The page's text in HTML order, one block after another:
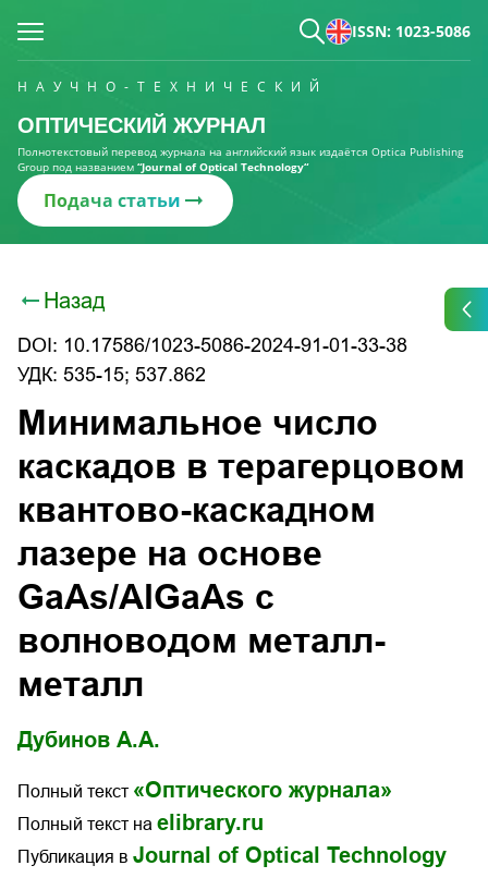
ISSN: 1023-5086
НАУЧНО-ТЕХНИЧЕСКИЙ
ОПТИЧЕСКИЙ ЖУРНАЛ
Полнотекстовый перевод журнала на английский язык издаётся Optica Publishing
Group под названием “Journal of Optical Technology“
Подача статьи
Назад
DOI: 10.17586/1023-5086-2024-91-01-33-38
УДК: 535-15; 537.862
Минимальное число
каскадов в терагерцовом
квантово-каскадном
лазере на основе
GaAs/AlGaAs с
волноводом металл-
металл
Дубинов А.А.
Полный текст «Оптического журнала»
Полный текст на elibrary.ru
Публикация в Journal of Optical Technology